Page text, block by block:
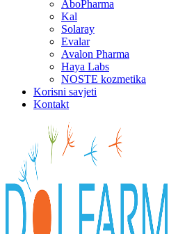
AboPharma
Kal
Solaray
Evalar
Avalon Pharma
Haya Labs
NOSTE kozmetika
Korisni savjeti
Kontakt